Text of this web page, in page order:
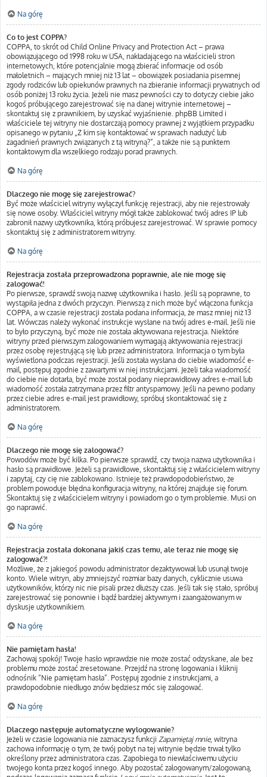
Na górę
Co to jest COPPA?
COPPA, to skrót od Child Online Privacy and Protection Act – prawa
obowiązującego od 1998 roku w USA, nakładającego na właścicieli stron
internetowych, które potencjalnie mogą zbierać informacje od osób
małoletnich – mających mniej niż 13 lat – obowiązek posiadania pisemnej
zgody rodziców lub opiekunów prawnych na zbieranie informacji prywatnych od
osób poniżej 13 roku życia. Jeżeli nie masz pewności czy to dotyczy ciebie jako
kogoś próbującego zarejestrować się na danej witrynie internetowej –
skontaktuj się z prawnikiem, by uzyskać wyjaśnienie. phpBB Limited i
właściciele tej witryny nie dostarczają pomocy prawnej z wyjątkiem przypadku
opisanego w pytaniu „Z kim się kontaktować w sprawach nadużyć lub
zagadnień prawnych związanych z tą witryną?”, a także nie są punktem
kontaktowym dla wszelkiego rodzaju porad prawnych.
Na górę
Dlaczego nie mogę się zarejestrować?
Być może właściciel witryny wyłączył funkcję rejestracji, aby nie rejestrowały
się nowe osoby. Właściciel witryny mógł także zablokować twój adres IP lub
zabronił nazwy użytkownika, którą próbujesz zarejestrować. W sprawie pomocy
skontaktuj się z administratorem witryny.
Na górę
Rejestracja została przeprowadzona poprawnie, ale nie mogę się
zalogować!
Po pierwsze, sprawdź swoją nazwę użytkownika i hasło. Jeśli są poprawne, to
wystąpiła jedna z dwóch przyczyn. Pierwszą z nich może być włączona funkcja
COPPA, a w czasie rejestracji została podana informacja, że masz mniej niż 13
lat. Wówczas należy wykonać instrukcje wysłane na twój adres e-mail. Jeśli nie
to było przyczyną, być może nie została aktywowana rejestracja. Niektóre
witryny przed pierwszym zalogowaniem wymagają aktywowania rejestracji
przez osobę rejestrującą się lub przez administratora. Informacja o tym była
wyświetlona podczas rejestracji. Jeśli została wysłana do ciebie wiadomość e-
mail, postępuj zgodnie z zawartymi w niej instrukcjami. Jeżeli taka wiadomość
do ciebie nie dotarła, być może został podany nieprawidłowy adres e-mail lub
wiadomość została zatrzymana przez filtr antyspamowy. Jeśli na pewno podany
przez ciebie adres e-mail jest prawidłowy, spróbuj skontaktować się z
administratorem.
Na górę
Dlaczego nie mogę się zalogować?
Powodów może być kilka. Po pierwsze sprawdź, czy twoja nazwa użytkownika i
hasło są prawidłowe. Jeżeli są prawidłowe, skontaktuj się z właścicielem witryny
i zapytaj, czy cię nie zablokowano. Istnieje też prawdopodobieństwo, że
problem powoduje błędna konfiguracja witryny, na której znajduje się forum.
Skontaktuj się z właścicielem witryny i powiadom go o tym problemie. Musi on
go naprawić.
Na górę
Rejestracja została dokonana jakiś czas temu, ale teraz nie mogę się
zalogować?!
Możliwe, że z jakiegoś powodu administrator dezaktywował lub usunął twoje
konto. Wiele witryn, aby zmniejszyć rozmiar bazy danych, cyklicznie usuwa
użytkowników, którzy nic nie pisali przez dłuższy czas. Jeśli tak się stało, spróbuj
zarejestrować się ponownie i bądź bardziej aktywnym i zaangażowanym w
dyskusje użytkownikiem.
Na górę
Nie pamiętam hasła!
Zachowaj spokój! Twoje hasło wprawdzie nie może zostać odzyskane, ale bez
problemu może zostać zresetowane. Przejdź na stronę logowania i kliknij
odnośnik “Nie pamiętam hasła”. Postępuj zgodnie z instrukcjami, a
prawdopodobnie niedługo znów będziesz móc się zalogować.
Na górę
Dlaczego następuje automatyczne wylogowanie?
Jeżeli w czasie logowania nie zaznaczysz funkcji Zapamiętaj mnie, witryna
zachowa informację o tym, że twój pobyt na tej witrynie będzie trwał tylko
określony przez administratora czas. Zapobiega to niewłaściwemu użyciu
twojego konta przez kogoś innego. Aby pozostać zalogowanym/zalogowaną,